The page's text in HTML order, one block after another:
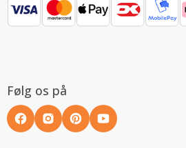
Følg os på